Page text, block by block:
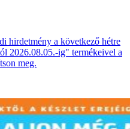
hirdetmény a következő hétre
2026.08.05.-ig" termékeivel a
meg.